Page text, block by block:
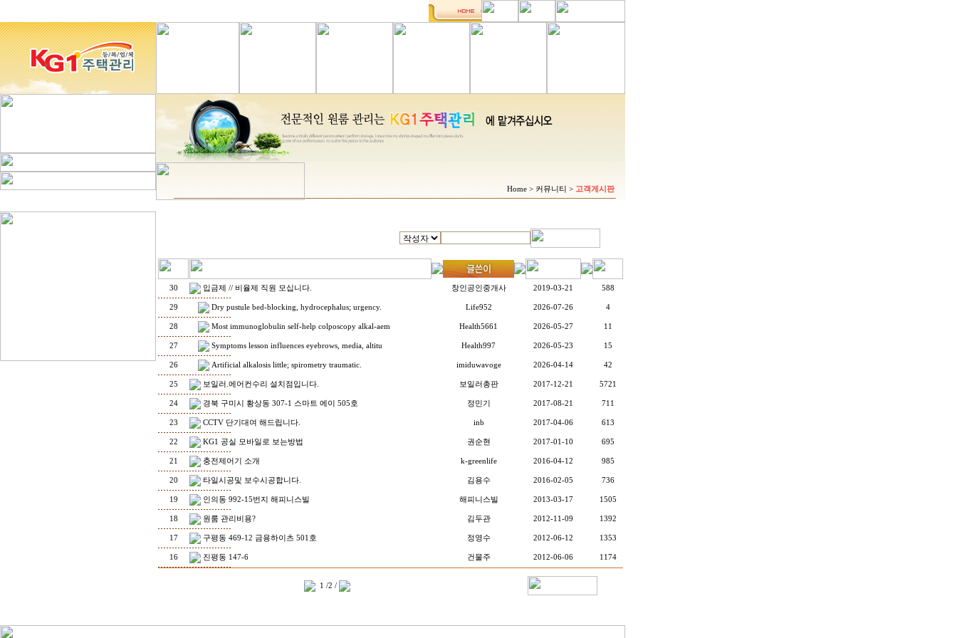
Home > 커뮤니티 > 고객게시판
30 입금제 // 비율제 직원 모십니다. 창인공인중개사 2019-03-21 588
29 Dry pustule bed-blocking, hydrocephalus; urgency. Life952 2026-07-26 4
28 Most immunoglobulin self-help colposcopy alkal-aem Health5661 2026-05-27 11
27 Symptoms lesson influences eyebrows, media, altitu Health997 2026-05-23 15
26 Artificial alkalosis little; spirometry traumatic. imiduwavoge 2026-04-14 42
25 보일러.에어컨수리 설치점입니다. 보일러총판 2017-12-21 5721
24 경북 구미시 황상동 307-1 스마트 에이 505호 정민기 2017-08-21 711
23 CCTV 단기대여 해드립니다. inb 2017-04-06 613
22 KG1 공실 모바일로 보는방법 권순현 2017-01-10 695
21 충전제어기 소개 k-greenlife 2016-04-12 985
20 타일시공및 보수시공합니다. 김용수 2016-02-05 736
19 인의동 992-15번지 해피니스빌 해피니스빌 2013-03-17 1505
18 원룸 관리비용? 김두관 2012-11-09 1392
17 구평동 469-12 금용하이츠 501호 정영수 2012-06-12 1353
16 진평동 147-6 건물주 2012-06-06 1174
1 /2 /